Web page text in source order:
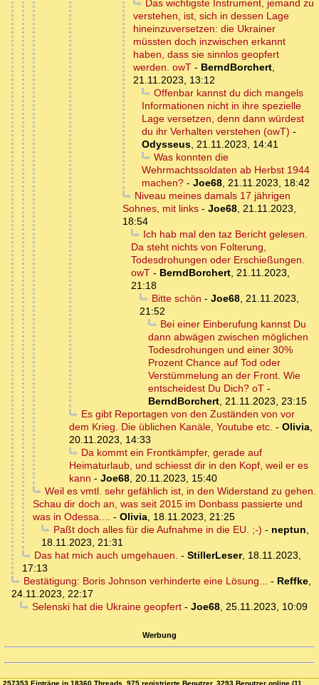
Das wichtigste Instrument, jemand zu
verstehen, ist, sich in dessen Lage
hineinzuversetzen: die Ukrainer
müssten doch inzwischen erkannt
haben, dass sie sinnlos geopfert
werden. owT - BerndBorchert,
21.11.2023, 13:12
Offenbar kannst du dich mangels
Informationen nicht in ihre spezielle
Lage versetzen, denn dann würdest
du ihr Verhalten verstehen (owT) -
Odysseus, 21.11.2023, 14:41
Was konnten die
Wehrmachtssoldaten ab Herbst 1944
machen? - Joe68, 21.11.2023, 18:42
Niveau meines damals 17 jährigen
Sohnes, mit links - Joe68, 21.11.2023,
18:54
Ich hab mal den taz Bericht gelesen.
Da steht nichts von Folterung,
Todesdrohungen oder Erschießungen.
owT - BerndBorchert, 21.11.2023,
21:18
Bitte schön - Joe68, 21.11.2023,
21:52
Bei einer Einberufung kannst Du
dann abwägen zwischen möglichen
Todesdrohungen und einer 30%
Prozent Chance auf Tod oder
Verstümmelung an der Front. Wie
entscheidest Du Dich? oT -
BerndBorchert, 21.11.2023, 23:15
Es gibt Reportagen von den Zuständen von vor
dem Krieg. Die üblichen Kanäle, Youtube etc. - Olivia,
20.11.2023, 14:33
Da kommt ein Frontkämpfer, gerade auf
Heimaturlaub, und schiesst dir in den Kopf, weil er es
kann - Joe68, 20.11.2023, 15:40
Weil es vmtl. sehr gefählich ist, in den Widerstand zu gehen.
Schau dir doch an, was seit 2015 im Donbass passierte und
was in Odessa.... - Olivia, 18.11.2023, 21:25
Paßt doch alles für die Aufnahme in die EU. ;-) - neptun,
18.11.2023, 21:31
Das hat mich auch umgehauen. - StillerLeser, 18.11.2023,
17:13
Bestätigung: Boris Johnson verhinderte eine Lösung... - Reffke,
24.11.2023, 22:17
Selenski hat die Ukraine geopfert- Joe68, 25.11.2023, 10:09
Werbung
257353 Einträge in 18360 Threads, 975 registrierte Benutzer, 3293 Benutzer online (11